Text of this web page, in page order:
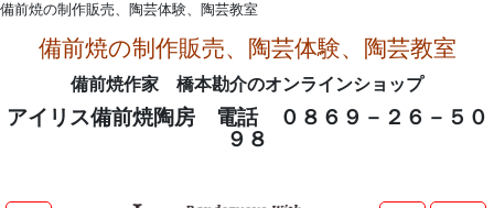
備前焼の制作販売、陶芸体験、陶芸教室
備前焼の制作販売、陶芸体験、陶芸教室
備前焼作家 橋本勘介のオンラインショップ
アイリス備前焼陶房 電話 ０８６９－２６－５０
９８